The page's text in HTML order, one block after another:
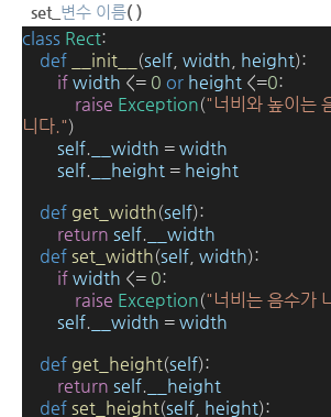
set_ 변수 이름( )
class Rect:
def
__init__ (self width height):
if width <= 0 or height <=0:
raise Exception("너비와 높이는
니다.")
self. __width = width
self. __height = height
def get_width(self):
return self. __width
def set_width(self width):
if width <= 0:
raise Exception("너비는 음수가
self. __width = width
def get_height(self):
return self. __height
def set_height(self height):